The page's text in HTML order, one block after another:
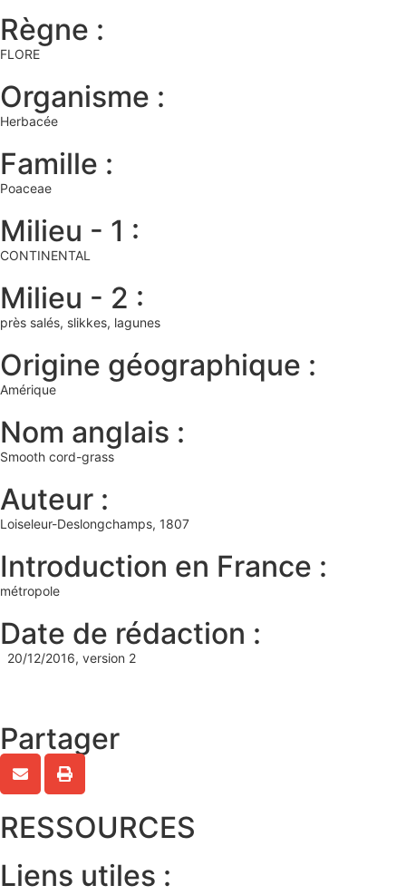
Règne :
FLORE
Organisme :
Herbacée
Famille :
Poaceae
Milieu - 1 :
CONTINENTAL
Milieu - 2 :
près salés, slikkes, lagunes
Origine géographique :
Amérique
Nom anglais :
Smooth cord-grass
Auteur :
Loiseleur-Deslongchamps, 1807
Introduction en France :
métropole
Date de rédaction :
20/12/2016, version 2
Partager
RESSOURCES
Liens utiles :